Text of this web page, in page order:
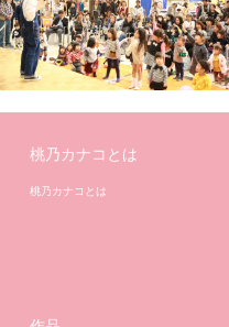
桃乃カナコとは
桃乃カナコとは